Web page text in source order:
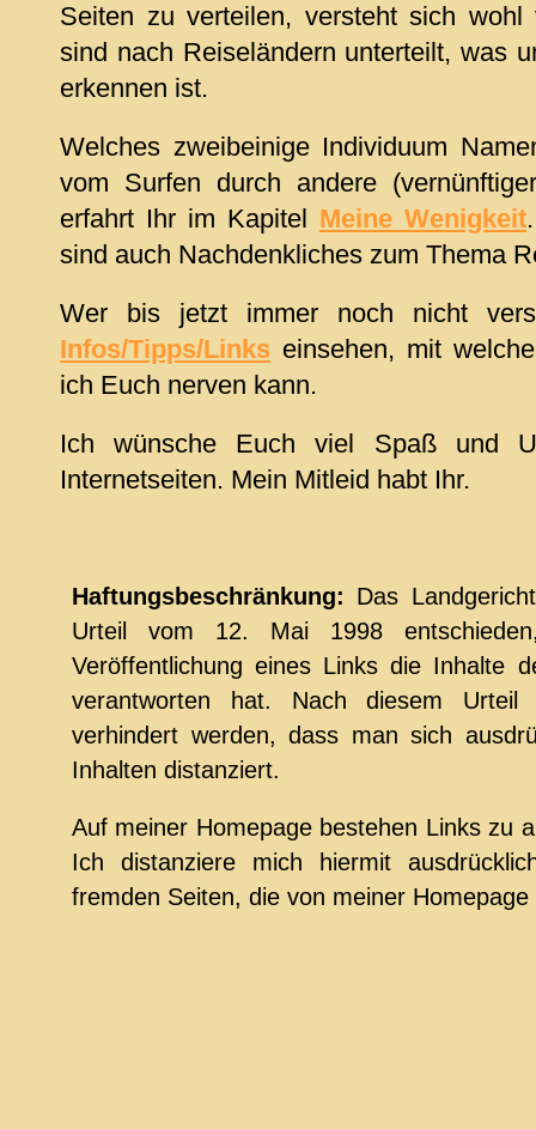
Seiten zu verteilen, versteht sich
sind nach Reiseländern unterteilt, was
erkennen ist.
Welches zweibeinige Individuum
vom Surfen durch andere
erfahrt Ihr im Kapitel Meine Wenigkeit
sind auch Nachdenkliches zum Thema
Wer bis jetzt immer noch nicht
Infos/Tipps/Links einsehen, mit
ich Euch nerven kann.
Ich wünsche Euch viel Spaß und
Internetseiten. Mein Mitleid habt Ihr.
Haftungsbeschränkung: Das
Urteil vom 12. Mai 1998
Veröffentlichung eines Links die Inhalte
verantworten hat. Nach diesem
verhindert werden, dass man sich
Inhalten distanziert.
Auf meiner Homepage bestehen Links zu
Ich distanziere mich hiermit
fremden Seiten, die von meiner